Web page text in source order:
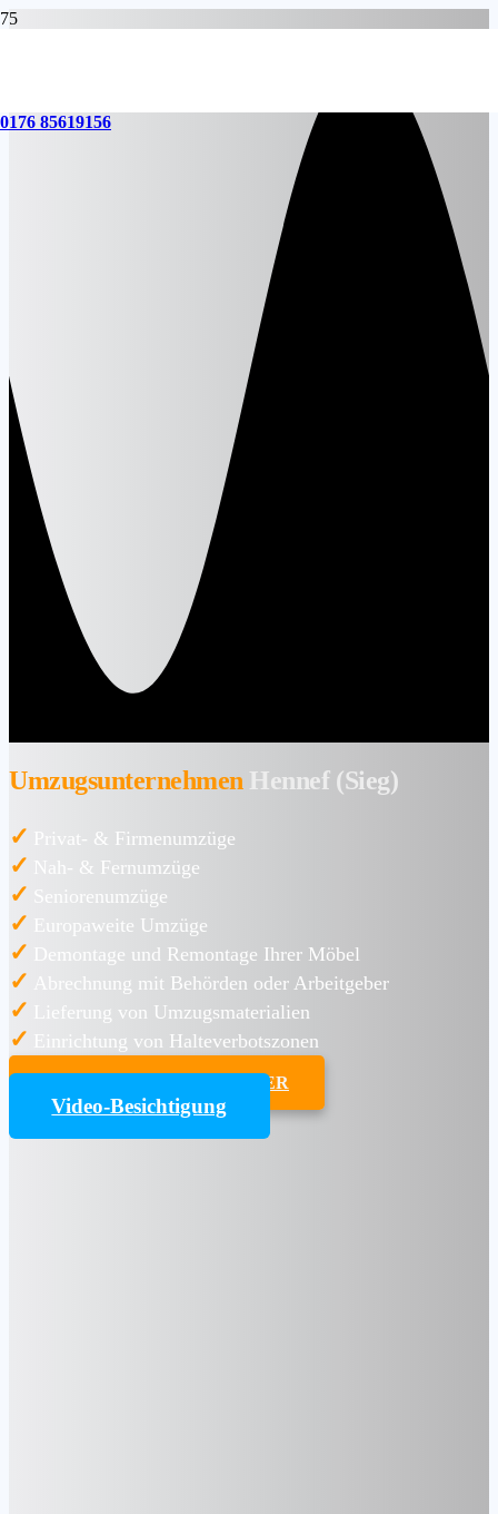
0176 85619156
UmzugsunternehmenHennef (Sieg)
✓ Privat- & Firmenumzüge
✓ Nah- & Fernumzüge
✓ Seniorenumzüge
✓ Europaweite Umzüge
✓ Demontage und Remontage Ihrer Möbel
✓ Abrechnung mit Behörden oder Arbeitgeber
✓ Lieferung von Umzugsmaterialien
✓ Einrichtung von Halteverbotszonen
UMZUGSKOSTENRECHNER
Video-Besichtigung